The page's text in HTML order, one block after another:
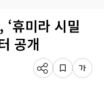
휴미라 시밀
공개